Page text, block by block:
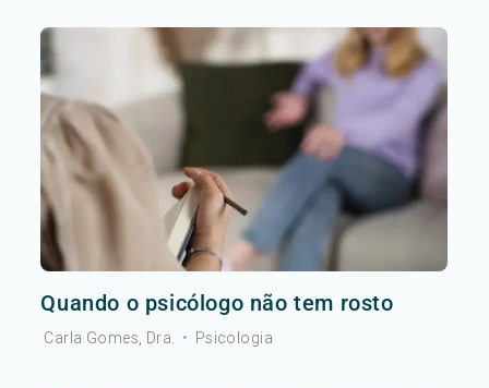
Quando o psicólogo não tem rosto
Carla Gomes, Dra. • Psicologia